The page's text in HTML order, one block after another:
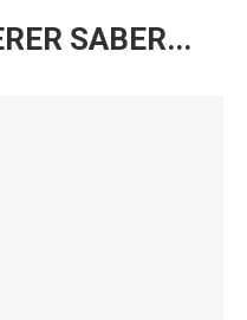
SABER...